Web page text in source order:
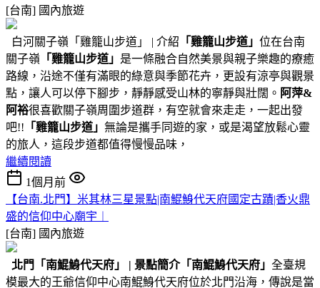
[台南] 國內旅遊
白河關子嶺「雞籠山步道」 | 介紹 「雞籠山步道」 位在台南
關子嶺 「雞籠山步道」 是一條融合自然美景與親子樂趣的療癒
路線，沿途不僅有滿眼的綠意與季節花卉，更設有涼亭與觀景
點，讓人可以停下腳步，靜靜感受山林的寧靜與壯闊。 阿萍&
阿裕很喜歡關子嶺周圍步道群，有空就會來走走，一起出發
吧!! 「雞籠山步道」 無論是攜手同遊的家，或是渴望放鬆心靈
的旅人，這段步道都值得慢慢品味，
繼續閱讀
1個月前
【台南.北門】米其林三星景點|南鯤鯓代天府國定古蹟|香火鼎
盛的信仰中心廟宇︱
[台南] 國內旅遊
北門 「南鯤鯓代天府」 | 景點簡介「南鯤鯓代天府」 全臺規
模最大的王爺信仰中心南鯤鯓代天府位於北門沿海，傳說是當